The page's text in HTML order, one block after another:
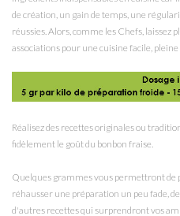
de création, un gain de temps, une
réussies. Alors, comme les Chefs, laissez
associations pour une cuisine facile, pleine
Réalisez des recettes originales ou
fidèlement le goût du bonbon fraise.
Quelques grammes vous permettront
réhausser une préparation un peu fade,
d'autres recettes qui surprendront vos